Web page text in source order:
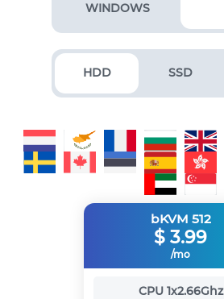
WINDOWS
HDD SSD
bKVM 512
$ 3.99
/mo
CPU 1x2.66Ghz